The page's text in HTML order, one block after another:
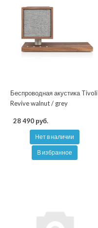
Беспроводная акустика Tivoli
Revive walnut / grey
28 490 руб.
Нет в наличии
В избранное